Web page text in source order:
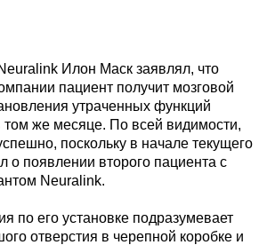
Илон Маск заявлял, что
пациент получит мозговой
утраченных функций
же месяце. По всей видимости,
поскольку в начале текущего
о появлении второго пациента с
Neuralink.
по его установке подразумевает
отверстия в черепной коробке и